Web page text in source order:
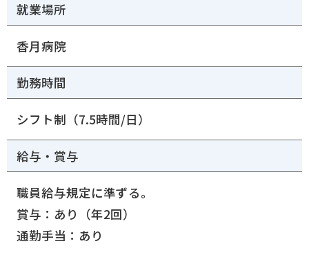
就業場所
香月病院
勤務時間
シフト制（7.5時間/日）
給与・賞与
職員給与規定に準ずる。
賞与：あり（年2回）
通勤手当：あり